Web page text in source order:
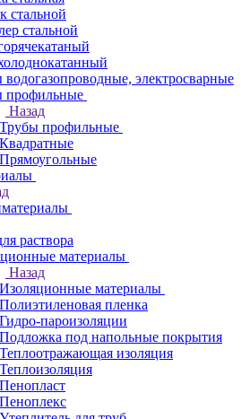
стальной
стальной
электросварные
профильные
Назад
Трубы профильные
Квадратные
Прямоугольные
раствора
материалы
Назад
Изоляционные материалы
Полиэтиленовая пленка
Гидро-пароизоляции
Подложка под напольные покрытия
Теплоотражающая изоляция
Теплоизоляция
Пенопласт
Пеноплекс